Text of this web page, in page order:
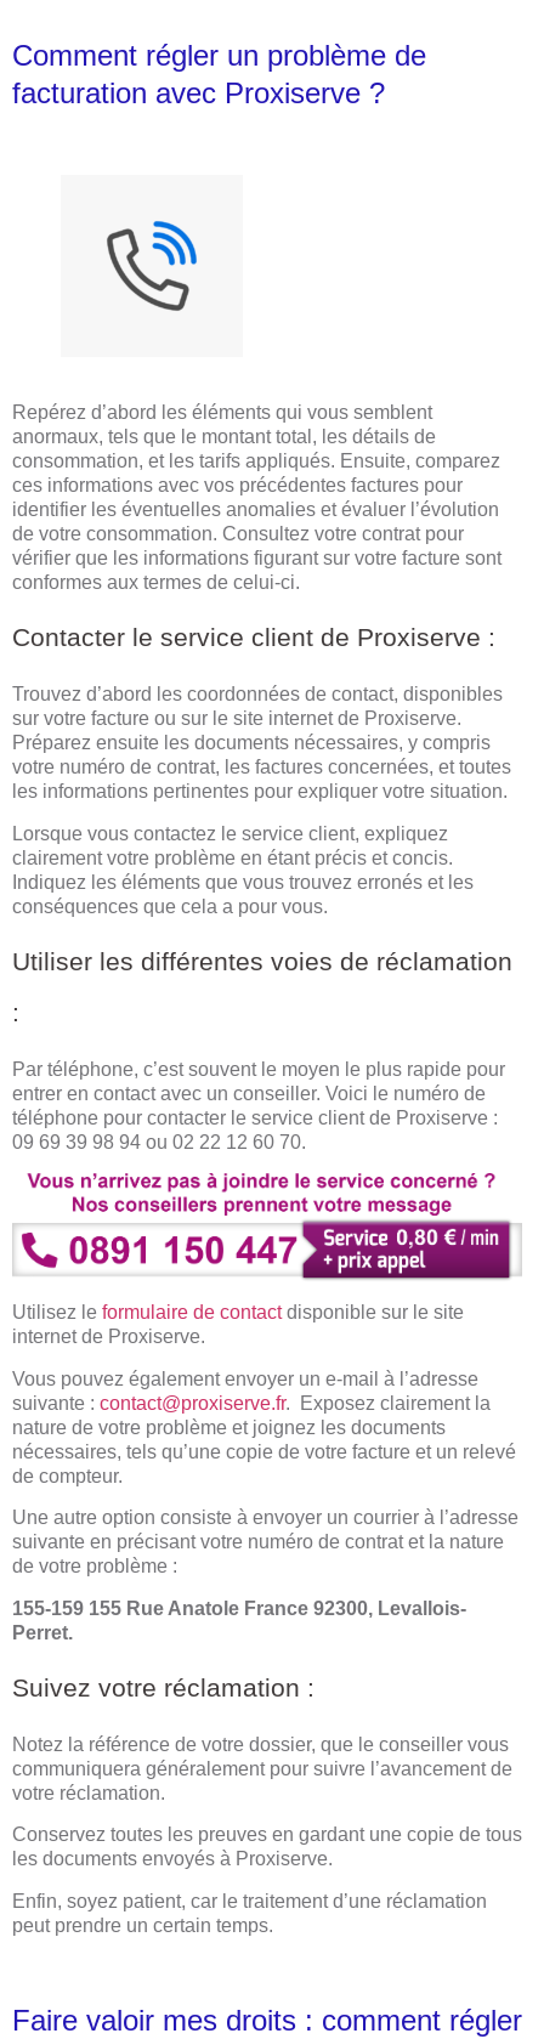
Comment régler un problème de
facturation avec Proxiserve ?
Repérez d’abord les éléments qui vous semblent
anormaux, tels que le montant total, les détails de
consommation, et les tarifs appliqués. Ensuite, comparez
ces informations avec vos précédentes factures pour
identifier les éventuelles anomalies et évaluer l’évolution
de votre consommation. Consultez votre contrat pour
vérifier que les informations figurant sur votre facture sont
conformes aux termes de celui-ci.
Contacter le service client de Proxiserve :
Trouvez d’abord les coordonnées de contact, disponibles
sur votre facture ou sur le site internet de Proxiserve.
Préparez ensuite les documents nécessaires, y compris
votre numéro de contrat, les factures concernées, et toutes
les informations pertinentes pour expliquer votre situation.
Lorsque vous contactez le service client, expliquez
clairement votre problème en étant précis et concis.
Indiquez les éléments que vous trouvez erronés et les
conséquences que cela a pour vous.
Utiliser les différentes voies de réclamation
:
Par téléphone, c’est souvent le moyen le plus rapide pour
entrer en contact avec un conseiller. Voici le numéro de
téléphone pour contacter le service client de Proxiserve :
09 69 39 98 94 ou 02 22 12 60 70.
Utilisez le formulaire de contactdisponible sur le site
internet de Proxiserve.
Vous pouvez également envoyer un e-mail à l’adresse
suivante : contact@proxiserve.fr. Exposez clairement la
nature de votre problème et joignez les documents
nécessaires, tels qu’une copie de votre facture et un relevé
de compteur.
Une autre option consiste à envoyer un courrier à l’adresse
suivante en précisant votre numéro de contrat et la nature
de votre problème :
155-159 155 Rue Anatole France 92300, Levallois-
Perret.
Suivez votre réclamation :
Notez la référence de votre dossier, que le conseiller vous
communiquera généralement pour suivre l’avancement de
votre réclamation.
Conservez toutes les preuves en gardant une copie de tous
les documents envoyés à Proxiserve.
Enfin, soyez patient, car le traitement d’une réclamation
peut prendre un certain temps.
Faire valoir mes droits : comment régler